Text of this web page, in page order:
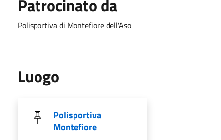
Patrocinato da
Polisportiva di Montefiore dell'Aso
Luogo
Polisportiva
Montefiore